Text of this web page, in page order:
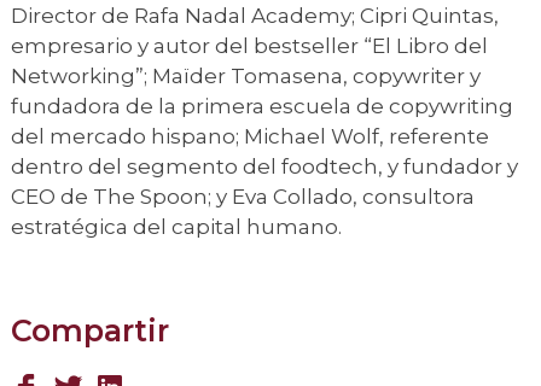
Director de Rafa Nadal Academy; Cipri Quintas,
empresario y autor del bestseller “El Libro del
Networking”; Maïder Tomasena, copywriter y
fundadora de la primera escuela de copywriting
del mercado hispano; Michael Wolf, referente
dentro del segmento del foodtech, y fundador y
CEO de The Spoon; y Eva Collado, consultora
estratégica del capital humano.
Compartir